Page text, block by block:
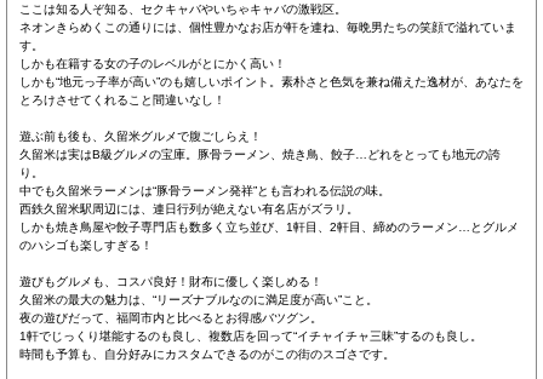
ここは知る人ぞ知る、セクキャバやいちゃキャバの激戦区。
ネオンきらめくこの通りには、個性豊かなお店が軒を連ね、毎晩男たちの笑顔で溢れていま
す。
しかも在籍する女の子のレベルがとにかく高い！
しかも“地元っ子率が高い”のも嬉しいポイント。素朴さと色気を兼ね備えた逸材が、あなたを
とろけさせてくれること間違いなし！
遊ぶ前も後も、久留米グルメで腹ごしらえ！
久留米は実はB級グルメの宝庫。豚骨ラーメン、焼き鳥、餃子…どれをとっても地元の誇
り。
中でも久留米ラーメンは“豚骨ラーメン発祥”とも言われる伝説の味。
西鉄久留米駅周辺には、連日行列が絶えない有名店がズラリ。
しかも焼き鳥屋や餃子専門店も数多く立ち並び、1軒目、2軒目、締めのラーメン…とグルメ
のハシゴも楽しすぎる！
遊びもグルメも、コスパ良好！財布に優しく楽しめる！
久留米の最大の魅力は、“リーズナブルなのに満足度が高い”こと。
夜の遊びだって、福岡市内と比べるとお得感バツグン。
1軒でじっくり堪能するのも良し、複数店を回って“イチャイチャ三昧”するのも良し。
時間も予算も、自分好みにカスタムできるのがこの街のスゴさです。